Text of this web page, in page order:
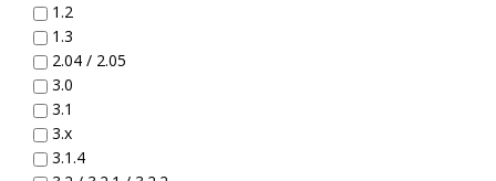
1.2
1.3
2.04 / 2.05
3.0
3.1
3.x
3.1.4